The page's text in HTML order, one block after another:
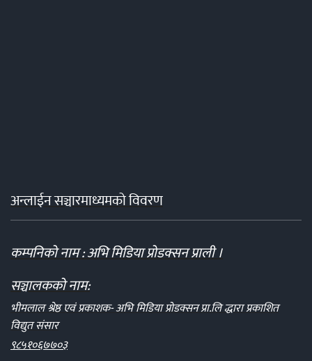
अन्लाईन सञ्चारमाध्यमको विवरण
कम्पनिको नाम : अभि मिडिया प्रोडक्सन प्राली ।
सञ्चालकको नाम:
भीमलाल श्रेष्ठ एवं प्रकाशक- अभि मिडिया प्रोडक्सन प्रा.लि द्धारा प्रकाशित
विद्युत संसार
९८५१०६७७०३